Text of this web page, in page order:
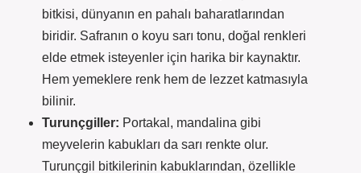
bitkisi, dünyanın en pahalı baharatlarından
biridir. Safranın o koyu sarı tonu, doğal renkleri
elde etmek isteyenler için harika bir kaynaktır.
Hem yemeklere renk hem de lezzet katmasıyla
bilinir.
Turunçgiller: Portakal, mandalina gibi
meyvelerin kabukları da sarı renkte olur.
Turunçgil bitkilerinin kabuklarından, özellikle